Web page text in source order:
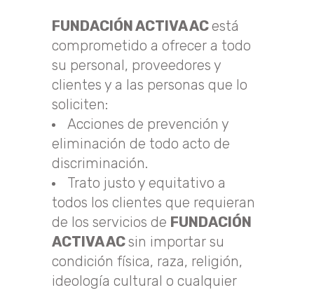
FUNDACIÓN ACTIVA ACestá
comprometido a ofrecer a todo
su personal, proveedores y
clientes y a las personas que lo
soliciten:
Acciones de prevención y
eliminación de todo acto de
discriminación.
Trato justo y equitativo a
todos los clientes que requieran
de los servicios de FUNDACIÓN
ACTIVA ACsin importar su
condición física, raza, religión,
ideología cultural o cualquier